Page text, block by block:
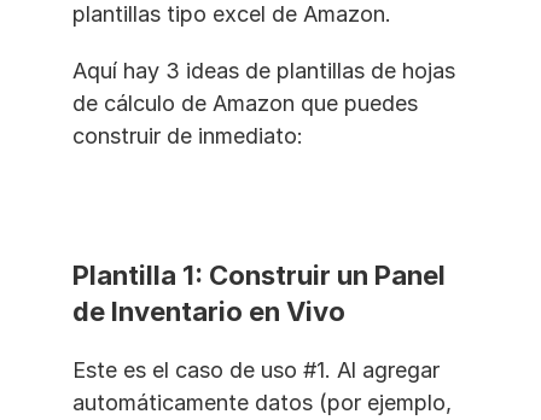
plantillas tipo excel de Amazon.
Aquí hay 3 ideas de plantillas de hojas
de cálculo de Amazon que puedes
construir de inmediato:
Plantilla 1: Construir un Panel
de Inventario en Vivo
Este es el caso de uso #1. Al agregar
automáticamente datos (por ejemplo,